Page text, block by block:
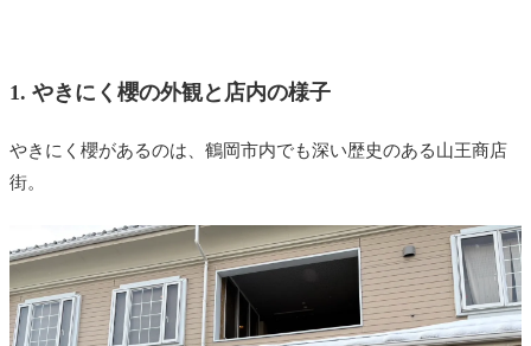
1. やきにく櫻の外観と店内の様子
やきにく櫻があるのは、鶴岡市内でも深い歴史のある山王商店
街。